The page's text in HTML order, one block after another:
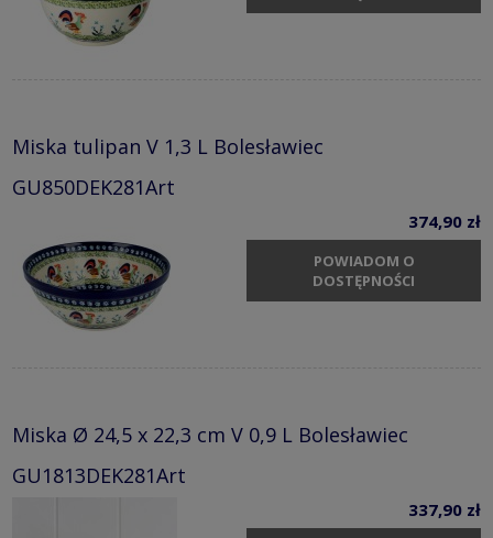
Miska tulipan V 1,3 L Bolesławiec
GU850DEK281Art
374,90 zł
POWIADOM O
DOSTĘPNOŚCI
Miska Ø 24,5 x 22,3 cm V 0,9 L Bolesławiec
GU1813DEK281Art
337,90 zł